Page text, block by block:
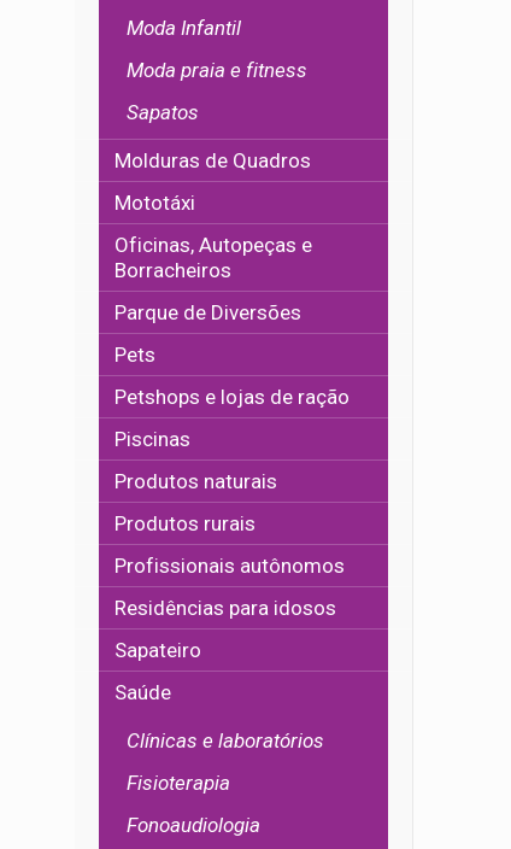
Moda Infantil
Moda praia e fitness
Sapatos
Molduras de Quadros
Mototáxi
Oficinas, Autopeças e
Borracheiros
Parque de Diversões
Pets
Petshops e lojas de ração
Piscinas
Produtos naturais
Produtos rurais
Profissionais autônomos
Residências para idosos
Sapateiro
Saúde
Clínicas e laboratórios
Fisioterapia
Fonoaudiologia